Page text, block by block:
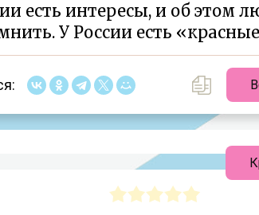
есть интересы, и об этом
У России есть